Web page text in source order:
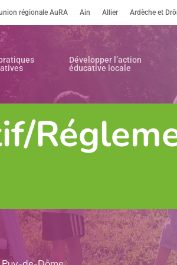
régionale AuRA Ain Allier Ardèche et
fermer.
Développer l’action
éducative locale